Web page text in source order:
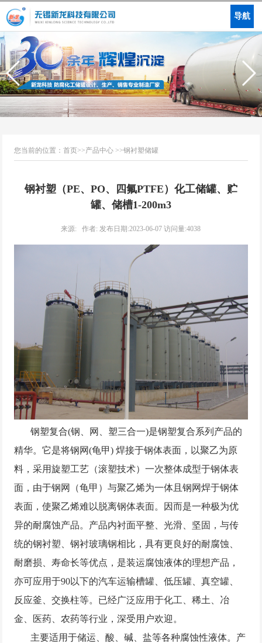
导航
您当前的位置：首页>>产品中心 >>钢衬塑储罐
钢衬塑（PE、PO、四氟PTFE）化工储罐、贮
罐、储槽1-200m3
来源: 作者: 发布日期:2023-06-07 访问量:4038
钢塑复合(钢、网、塑三合一)是钢塑复合系列产品的
精华。它是将钢网(龟甲) 焊接于钢体表面，以聚乙为原
料，采用旋塑工艺（滚塑技术）一次整体成型于钢体表
面，由于钢网（龟甲）与聚乙烯为一体且钢网焊于钢体
表面，使聚乙烯难以脱离钢体表面。因而是一种极为优
异的耐腐蚀产品。产品内衬面平整、光滑、坚固，与传
统的钢衬塑、钢衬玻璃钢相比，具有更良好的耐腐蚀、
耐磨损、寿命长等优点，是装运腐蚀液体的理想产品，
亦可应用于90以下的汽车运输槽罐、低压罐、真空罐、
反应釜、交换柱等。已经广泛应用于化工、稀土、冶
金、医药、农药等行业，深受用户欢迎。
主要适用于储运、酸、碱、盐等各种腐蚀性液体。产